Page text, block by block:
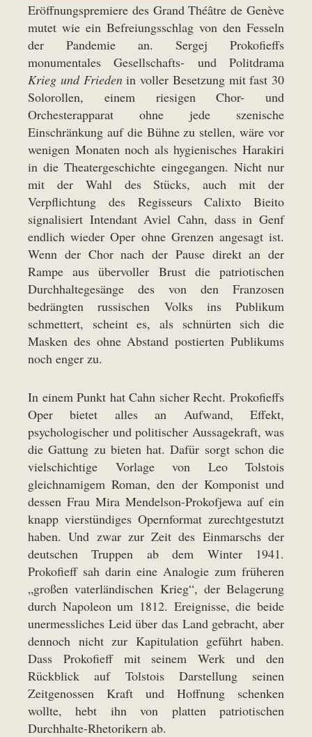
Eröffnungspremiere des Grand Théâtre de Genève
mutet wie ein Befreiungsschlag von den Fesseln
der Pandemie an. Sergej Prokofieffs
monumentales Gesellschafts- und Politdrama
Krieg und Friedenin voller Besetzung mit fast 30
Solorollen, einem riesigen Chor- und
Orchesterapparat ohne jede szenische
Einschränkung auf die Bühne zu stellen, wäre vor
wenigen Monaten noch als hygienisches Harakiri
in die Theatergeschichte eingegangen. Nicht nur
mit der Wahl des Stücks, auch mit der
Verpflichtung des Regisseurs Calixto Bieito
signalisiert Intendant Aviel Cahn, dass in Genf
endlich wieder Oper ohne Grenzen angesagt ist.
Wenn der Chor nach der Pause direkt an der
Rampe aus übervoller Brust die patriotischen
Durchhaltegesänge des von den Franzosen
bedrängten russischen Volks ins Publikum
schmettert, scheint es, als schnürten sich die
Masken des ohne Abstand postierten Publikums
noch enger zu.
In einem Punkt hat Cahn sicher Recht. Prokofieffs
Oper bietet alles an Aufwand, Effekt,
psychologischer und politischer Aussagekraft, was
die Gattung zu bieten hat. Dafür sorgt schon die
vielschichtige Vorlage von Leo Tolstois
gleichnamigem Roman, den der Komponist und
dessen Frau Mira Mendelson-Prokofjewa auf ein
knapp vierstündiges Opernformat zurechtgestutzt
haben. Und zwar zur Zeit des Einmarschs der
deutschen Truppen ab dem Winter 1941.
Prokofieff sah darin eine Analogie zum früheren
„großen vaterländischen Krieg“, der Belagerung
durch Napoleon um 1812. Ereignisse, die beide
unermessliches Leid über das Land gebracht, aber
dennoch nicht zur Kapitulation geführt haben.
Dass Prokofieff mit seinem Werk und den
Rückblick auf Tolstois Darstellung seinen
Zeitgenossen Kraft und Hoffnung schenken
wollte, hebt ihn von platten patriotischen
Durchhalte-Rhetorikern ab.